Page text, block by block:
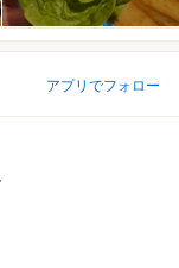
アプリでフォロー